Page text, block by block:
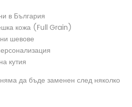
в България
кожа (Full Grain)
шевове
кутия
да бъде заменен след няколко